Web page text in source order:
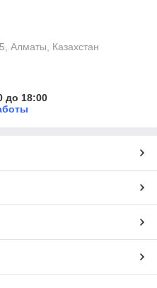
Алматы, Казахстан
до 18:00